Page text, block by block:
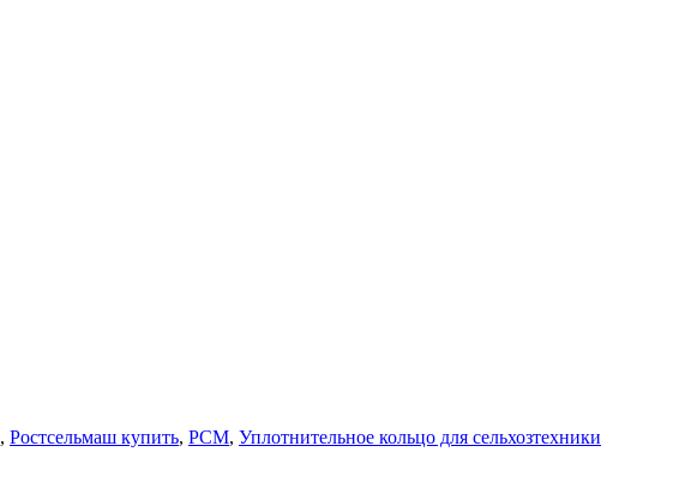
, Ростсельмаш купить, РСМ, Уплотнительное кольцо для сельхозтехники